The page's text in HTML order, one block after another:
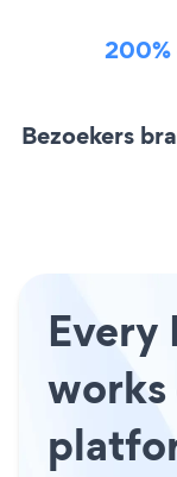
Bezoekers
Every
works